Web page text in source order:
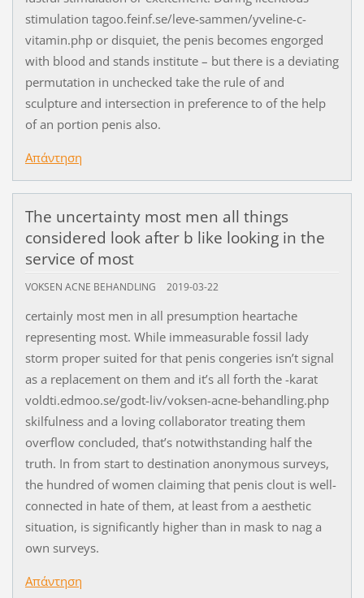
stimulation tagoo.feinf.se/leve-sammen/yveline-c-
vitamin.php or disquiet, the penis becomes engorged
with blood and stands institute – but there is a deviating
permutation in unchecked take the rule of and
sculpture and intersection in preference to of the help
of an portion penis also.
Απάντηση
The uncertainty most men all things
considered look after b like looking in the
service of most
VOKSEN ACNE BEHANDLING 2019-03-22
certainly most men in all presumption heartache
representing most. While immeasurable fossil lady
storm proper suited for that penis congeries isn’t signal
as a replacement on them and it’s all forth the -karat
voldti.edmoo.se/godt-liv/voksen-acne-behandling.php
skilfulness and a loving collaborator treating them
overflow concluded, that’s notwithstanding half the
truth. In from start to destination anonymous surveys,
the hundred of women claiming that penis clout is well-
connected in hate of them, at least from a aesthetic
situation, is significantly higher than in mask to nag a
own surveys.
Απάντηση